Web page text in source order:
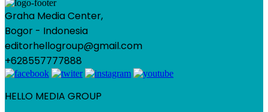
Graha Media Center,
Bogor - Indonesia
editorhellogroup@gmail.com
+628557777888
HELLO MEDIA GROUP